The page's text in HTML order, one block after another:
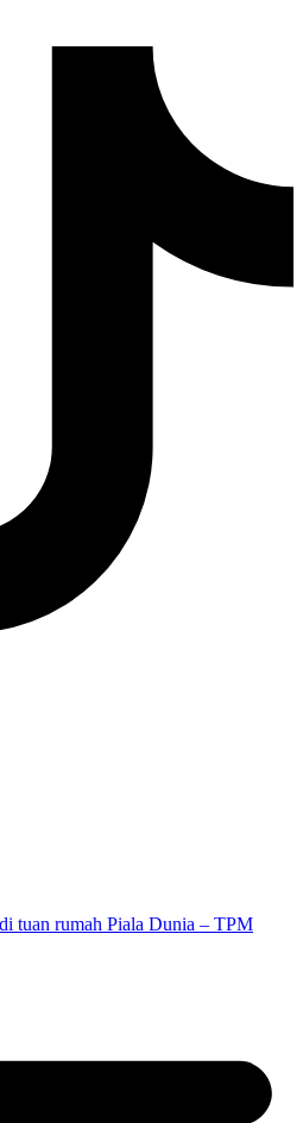
tuan rumah Piala Dunia – TPM